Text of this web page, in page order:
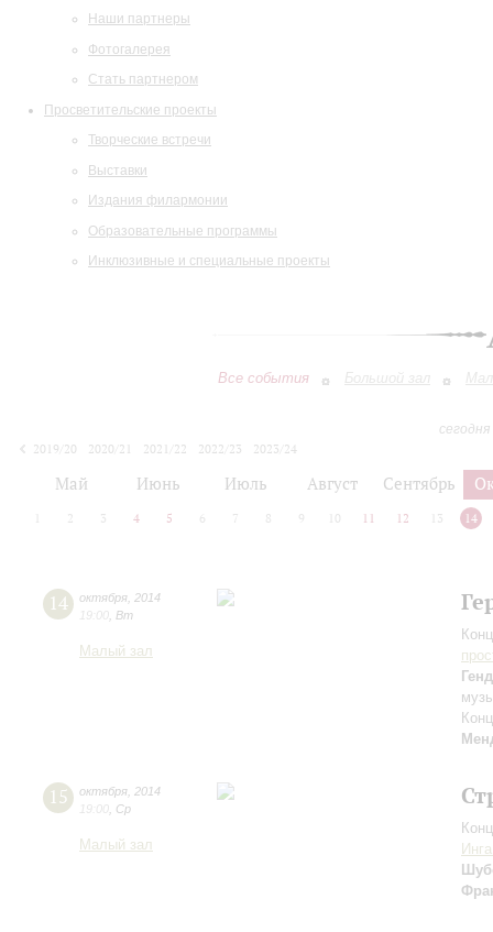
Наши партнеры
Фотогалерея
Стать партнером
Просветительские проекты
Творческие встречи
Выставки
Издания филармонии
Образовательные программы
Инклюзивные и специальные проекты
Все события Большой зал
2019/20
2020/21 2021/22 2022/23
2023/24
Май Июнь Июль Август Сентябрь
2 3 4 5 6 7 8 9 10 11 12 13 14
14 октября 2014
19:00 Вт
Малый зал
15 октября 2014
19:00 Ср
Малый зал